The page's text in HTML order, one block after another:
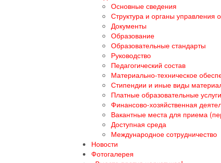
Основные сведения
Структура и органы управления
Документы
Образование
Образовательные стандарты
Руководство
Педагогический состав
Материально-техническое
Стипендии и иные виды
Платные образовательные услуги
Финансово-хозяйственная
Вакантные места для приема
Доступная среда
Международное сотрудничество
Новости
Фотогалерея